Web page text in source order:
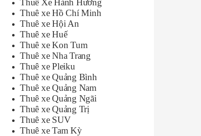
Thuê xe Hồ Chí Minh
Thuê xe Hội An
Thuê xe Huế
Thuê xe Kon Tum
Thuê xe Nha Trang
Thuê xe Pleiku
Thuê xe Quảng Bình
Thuê xe Quảng Nam
Thuê xe Quảng Ngãi
Thuê xe Quảng Trị
Thuê xe SUV
Thuê xe Tam Kỳ